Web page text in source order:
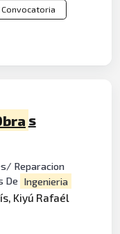
Convocatoria
s
Reparacion
De Ingenieria
Kiyú Rafaél